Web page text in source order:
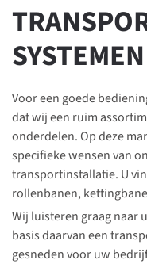
Voor een goede
dat wij een ruim
onderdelen. Op deze
specifieke wensen van
transportinstallatie. U
rollenbanen,
Wij luisteren graag naar
basis daarvan een
gesneden voor uw